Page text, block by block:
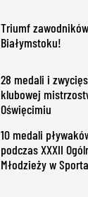
Triumf
Białymstoku!
28 medali i
klubowej
Oświęcimiu
10 medali
podczas XXXII
Młodzieży w